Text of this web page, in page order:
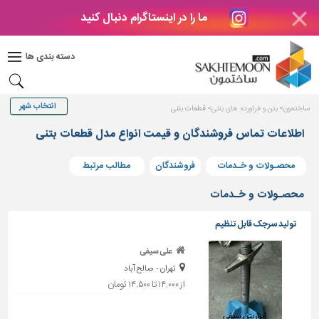
ما را در اینستاگرام دنبال کنید
دسته بندی ها
دکوراسیون
بتن
های
بتنی
و
ساختمانی
پله،
نرده
و
حفاظ
ساختمون بتن و فراورده های بتنی قطعات بتنی
اطلاعات تماس فروشندگان و قیمت انواع مدل قطعات بتنی
محصـولات و خـدمات فروشندگان مطالب مرتبط
محصـولات و خـدمات
تولید سرجک قابل تنظیم
علی سیفی
تهران - صالح آباد
از ۱۴,۰۰۰ تا ۱۴,۵۰۰ تومان